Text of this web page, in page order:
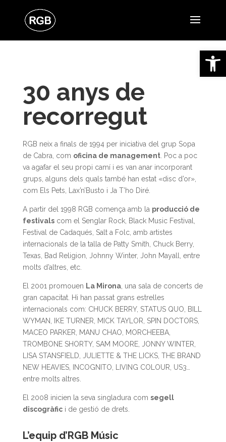
Obre
30 anys de
recorregut
RGB neix a finals de 1994 per iniciativa del grup Sopa
de Cabra, com oficina de management. Poc a poc
va agafar el seu propi camí i es van anar incorporant
grups, alguns dels quals també han estat «disc d’or»,
com Els Pets, Lax’n’Busto i Ja T’ho Diré.
A partir del 1998 RGB comença amb la producció de
festivalscom el Senglar Rock, Black Music Festival,
Festival de Cadaqués, Salt a Folc, amb artistes
internacionals de la talla de Patty Smith, Chuck Berry,
Texas, Bad Religion, Johnny Winter, John Mayall, entre
molts d’altres, etc.
El 2001 promouen La Mirona, una sala de concerts de
gran capacitat. Hi han passat grans estrelles
internacionals com: CHUCK BERRY, STATUS QUO, BILL
WYMAN, IKE TURNER, MICK TAYLOR, SPIN DOCTORS,
MACEO PARKER, MANU CHAO, MORCHEEBA,
TROMBONE SHORTY, SAM MOORE, JONNY WINTER,
LISA STANSFIELD, JULIETTE & THE LICKS, THE BRAND
NEW HEAVIES, INCOGNITO, LIVING COLOUR, US3…
entre molts altres.
El 2008 inicien la seva singladura com segell
discogràfici de gestió de drets.
L’equip d’RGB Músic